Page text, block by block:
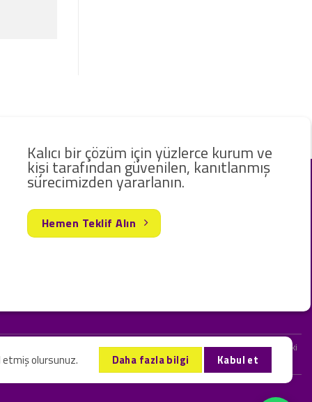
Kalıcı bir çözüm için yüzlerce kurum ve
kişi tarafından güvenilen, kanıtlanmış
sürecimizden yararlanın.
Hemen Teklif Alın
vermekteyiz. Web sitemizde ve sizinle kurduğumuz iletişimlerdeki
etmiş olursunuz. Daha fazla bilgi Kabul et